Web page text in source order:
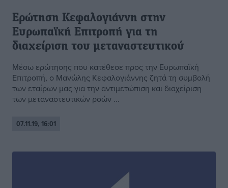
Ερώτηση Κεφαλογιάννη στην
Ευρωπαϊκή Επιτροπή για τη
διαχείριση του μεταναστευτικού
Μέσω ερώτησης που κατέθεσε προς την Ευρωπαϊκή
Επιτροπή, ο Μανώλης Κεφαλογιάννης ζητά τη συμβολή
των εταίρων μας για την αντιμετώπιση και διαχείριση
των μεταναστευτικών ροών ...
07.11.19, 16:01